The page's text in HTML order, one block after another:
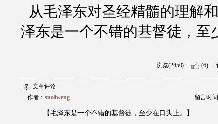
从毛泽东对圣经精髓的理解
泽东是一个不错的基督徒，至
浏览(2450) (6)
文章评论
作者： suoliweng 留言时
【毛泽东是一个不错的基督徒，至少在口头上。】